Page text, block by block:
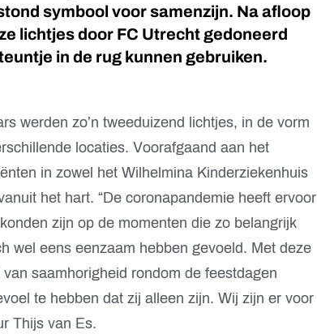
symbool voor samenzijn. Na afloop
lichtjes door FC Utrecht gedoneerd
in de rug kunnen gebruiken.
werden zo’n tweeduizend lichtjes, in de vorm
locaties. Voorafgaand aan het
in zowel het Wilhelmina Kinderziekenhuis
het hart. “De coronapandemie heeft ervoor
zijn op de momenten die zo belangrijk
wel eens eenzaam hebben gevoeld. Met deze
saamhorigheid rondom de feestdagen
te hebben dat zij alleen zijn. Wij zijn er voor
Thijs van Es.